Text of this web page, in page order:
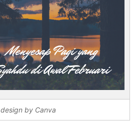
design by Canva